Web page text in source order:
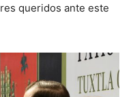
queridos ante este